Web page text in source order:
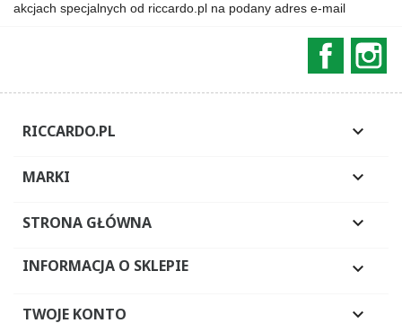
akcjach specjalnych od riccardo.pl na podany adres e-mail
RICCARDO.PL 
MARKI 
STRONA GŁÓWNA 
INFORMACJA O SKLEPIE 
TWOJE KONTO 